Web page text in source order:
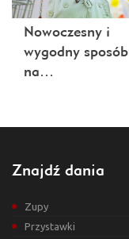
Nowoczesny i
wygodny sposób
na…
Znajdź dania
Zupy
Przystawki